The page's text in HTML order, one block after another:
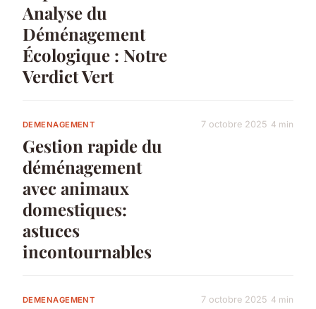
Analyse du
Déménagement
Écologique : Notre
Verdict Vert
DEMENAGEMENT
Gestion rapide du
déménagement
avec animaux
domestiques:
astuces
incontournables
7 octobre 2025 4 min
DEMENAGEMENT 7 octobre 2025 4 min